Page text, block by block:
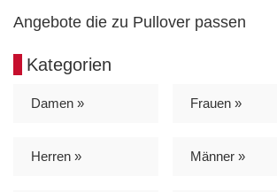
Angebote die zu Pullover passen
Kategorien
Damen » Frauen »
Herren » Männer »